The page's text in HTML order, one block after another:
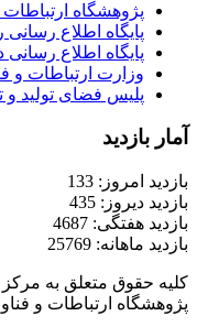
پژوهشگاه
پایگاه اطلاع
پایگاه اطلاع
وزارت ارتباطات و
پلیس فضای تولید و
آمار بازدید
بازدید امروز: 133
بازدید دیروز: 435
بازدید هفتگی: 4687
بازدید ماهانه: 25769
کلیه حقوق متعلق به
پژوهشگاه ارتباطات و